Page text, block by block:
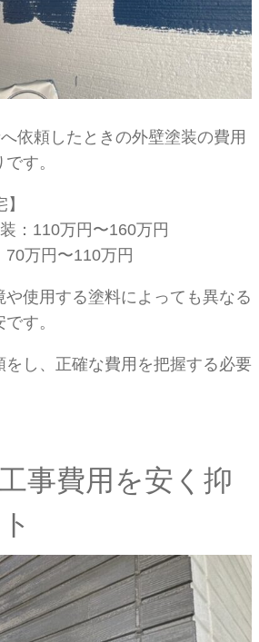
依頼したときの外壁塗装の費用
す。
：110万円〜160万円
70万円〜110万円
使用する塗料によっても異なる
す。
し、正確な費用を把握する必要
事費用を安く抑